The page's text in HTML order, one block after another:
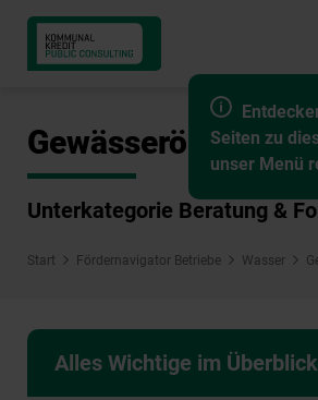
Seiten zu
unser Menü
Gewässerökologie
Unterkategorie Beratung &
Start Fördernavigator Betriebe Wasser
Alles Wichtige im Überblick